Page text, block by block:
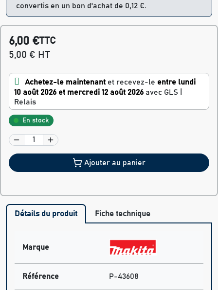
convertis en un bon d'achat de 0,12 €.
6,00 €TTC
5,00 € HT
Achetez-le maintenant et recevez-le entre lundi
10 août 2026 et mercredi 12 août 2026 avec GLS |
Relais
En stock
Ajouter au panier
Détails du produit Fiche technique
Marque
Référence P-43608